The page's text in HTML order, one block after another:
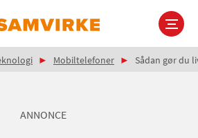
Mobiltelefoner Sådan gør du
ANNONCE